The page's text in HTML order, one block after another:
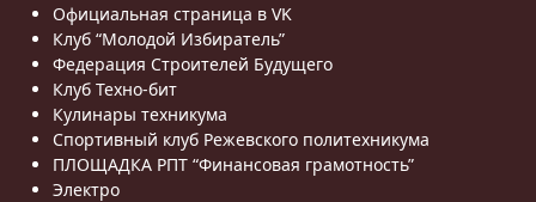
Официальная страница в VK
Клуб “Молодой Избиратель”
Федерация Строителей Будущего
Клуб Техно-бит
Кулинары техникума
Спортивный клуб Режевского политехникума
ПЛОЩАДКА РПТ “Финансовая грамотность”
Электро